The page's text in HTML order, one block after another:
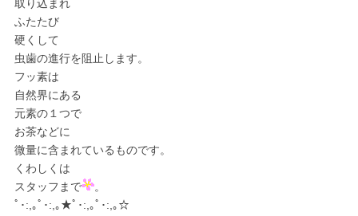
取り込まれ
ふたたび
硬くして
虫歯の進行を阻止します。
フッ素は
自然界にある
元素の１つで
お茶などに
微量に含まれているものです。
くわしくは
スタッフまで
。
ﾟ･:,｡ﾟ･:,｡★ﾟ･:,｡ﾟ･:,｡☆